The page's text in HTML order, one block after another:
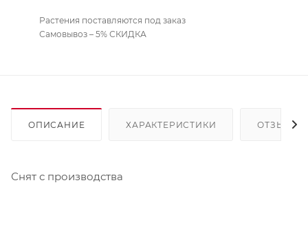
Растения поставляются под заказ
Самовывоз – 5% СКИДКА
ОПИСАНИЕ ХАРАКТЕРИСТИКИ ОТЗЫВЫ
Снят с производства